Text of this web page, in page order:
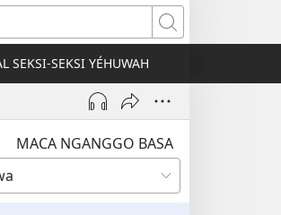
Golèk
SEKSI-SEKSI YÉHUWAH
MACA NGANGGO BASA